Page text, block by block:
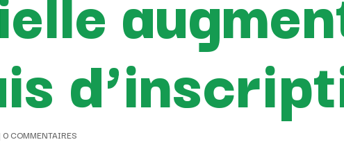
0 COMMENTAIRES